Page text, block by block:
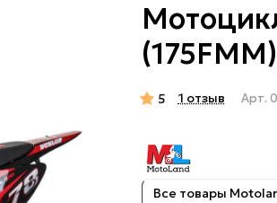
5 1 отзыв Арт.
Все товары